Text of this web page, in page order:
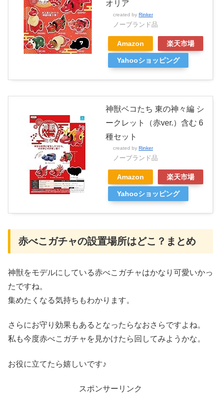
オリア
created by Rinker
ノーブランド品
Amazon 楽天市場
Yahooショッピング
神獣ベコたち 東の神々編 シ
ークレット（赤ver.）含む 6
種セット
created by Rinker
ノーブランド品
Amazon 楽天市場
Yahooショッピング
赤べこガチャの設置場所はどこ？まとめ
神獣をモデルにしている赤べこガチャはかなり可愛いかっ
たですね。
集めたくなる気持ちもわかります。
さらにお守り効果もあるとなったらなおさらですよね。
私も今度赤べこガチャを見かけたら回してみようかな。
お役に立てたら嬉しいです♪
スポンサーリンク